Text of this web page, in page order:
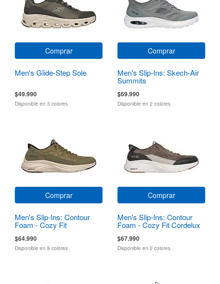
Comprar
Men's Glide-Step Sole
$49.990
Disponible en 3 colores
Comprar
Men's Slip-Ins: Skech-Air
Summits
$69.990
Disponible en 2 colores
Comprar
Men's Slip-Ins: Contour
Foam - Cozy Fit
$64.990
Disponible en 8 colores
Comprar
Men's Slip-Ins: Contour
Foam - Cozy Fit Cordelux
$67.990
Disponible en 2 colores